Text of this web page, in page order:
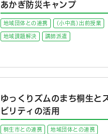
あかぎ防災キャンプ
地域団体との連携 (小中高)出前授業
地域課題解決 講師派遣
ゆっくりズムのまち桐生と
ビリティの活用
桐生市との連携 地域団体との連携